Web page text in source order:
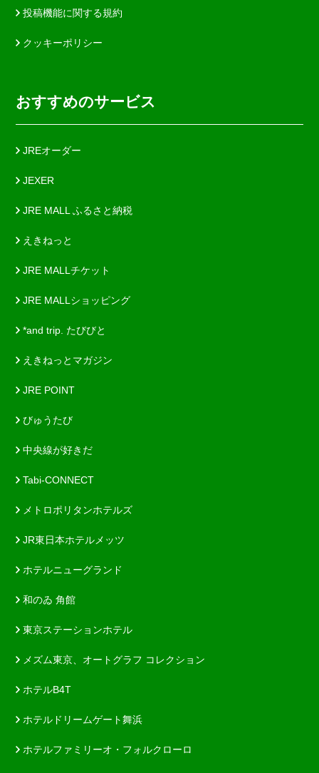
投稿機能に関する規約
クッキーポリシー
おすすめのサービス
JREオーダー
JEXER
JRE MALL ふるさと納税
えきねっと
JRE MALLチケット
JRE MALLショッピング
*and trip. たびびと
えきねっとマガジン
JRE POINT
びゅうたび
中央線が好きだ
Tabi-CONNECT
メトロポリタンホテルズ
JR東日本ホテルメッツ
ホテルニューグランド
和のゐ 角館
東京ステーションホテル
メズム東京、オートグラフ コレクション
ホテルB4T
ホテルドリームゲート舞浜
ホテルファミリーオ・フォルクローロ